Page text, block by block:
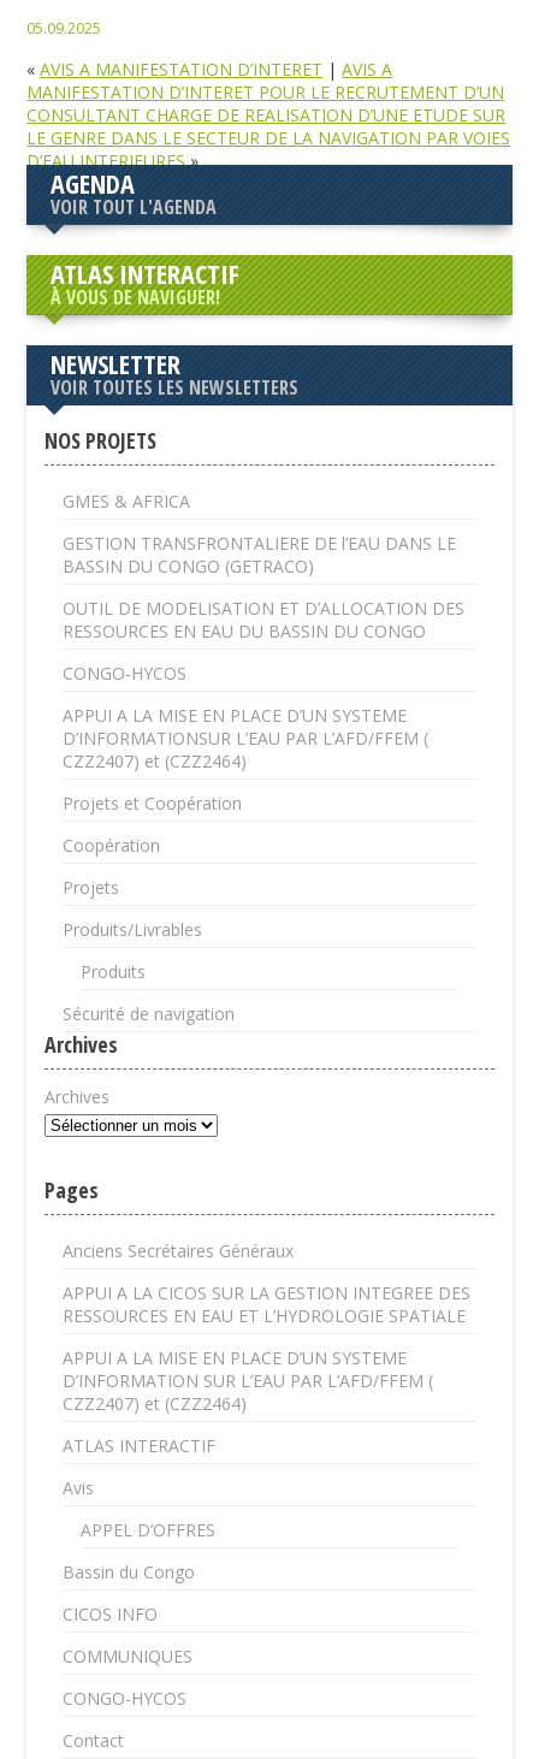
05.09.2025
«AVIS A MANIFESTATION D’INTERET |AVIS A
MANIFESTATION D’INTERET POUR LE RECRUTEMENT D’UN
CONSULTANT CHARGE DE REALISATION D’UNE ETUDE SUR
LE GENRE DANS LE SECTEUR DE LA NAVIGATION PAR VOIES
D’EAU INTERIEURES»
AGENDA
VOIR TOUT L'AGENDA
ATLAS INTERACTIF
À VOUS DE NAVIGUER!
NEWSLETTER
VOIR TOUTES LES NEWSLETTERS
NOS PROJETS
GMES & AFRICA
GESTION TRANSFRONTALIERE DE l’EAU DANS LE
BASSIN DU CONGO (GETRACO)
OUTIL DE MODELISATION ET D’ALLOCATION DES
RESSOURCES EN EAU DU BASSIN DU CONGO
CONGO-HYCOS
APPUI A LA MISE EN PLACE D’UN SYSTEME
D’INFORMATIONSUR L’EAU PAR L’AFD/FFEM (
CZZ2407) et (CZZ2464)
Projets et Coopération
Coopération
Projets
Produits/Livrables
Produits
Sécurité de navigation
Archives
Archives
Pages
Anciens Secrétaires Généraux
APPUI A LA CICOS SUR LA GESTION INTEGREE DES
RESSOURCES EN EAU ET L’HYDROLOGIE SPATIALE
APPUI A LA MISE EN PLACE D’UN SYSTEME
D’INFORMATION SUR L’EAU PAR L’AFD/FFEM (
CZZ2407) et (CZZ2464)
ATLAS INTERACTIF
Avis
APPEL D’OFFRES
Bassin du Congo
CICOS INFO
COMMUNIQUES
CONGO-HYCOS
Contact